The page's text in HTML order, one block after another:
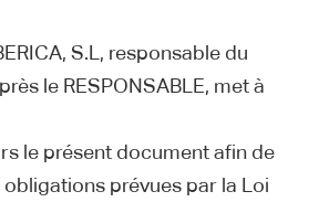
S.L, responsable du
le RESPONSABLE, met à
le présent document afin de
prévues par la Loi